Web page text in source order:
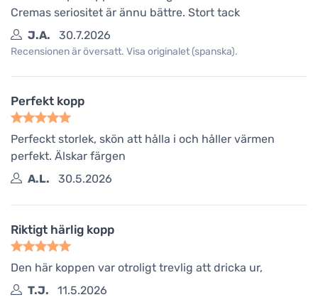
Cremas seriositet är ännu bättre. Stort tack
J.A.
30.7.2026
Recensionen är översatt. Visa originalet (spanska).
Perfekt kopp
Perfeckt storlek, skön att hålla i och håller värmen
perfekt. Älskar färgen
A.L.
30.5.2026
Riktigt härlig kopp
Den här koppen var otroligt trevlig att dricka ur,
T.J.
11.5.2026